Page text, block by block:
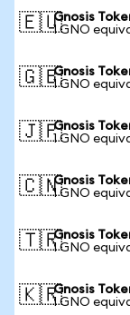
🇪🇺Gnosis
1 GNO
🇬🇧Gnosis
1 GNO
🇯🇵Gnosis
1 GNO
🇨🇳Gnosis
1 GNO
🇹🇷Gnosis
1 GNO
🇰🇷Gnosis
1 GNO